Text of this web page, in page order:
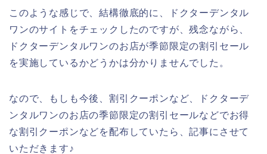
このような感じで、結構徹底的に、ドクターデンタル
ワンのサイトをチェックしたのですが、残念ながら、
ドクターデンタルワンのお店が季節限定の割引セール
を実施しているかどうかは分かりませんでした。
なので、もしも今後、割引クーポンなど、ドクターデ
ンタルワンのお店の季節限定の割引セールなどでお得
な割引クーポンなどを配布していたら、記事にさせて
いただきます♪